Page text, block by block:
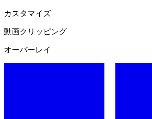
カスタマイズ
動画クリッピング
オーバーレイ